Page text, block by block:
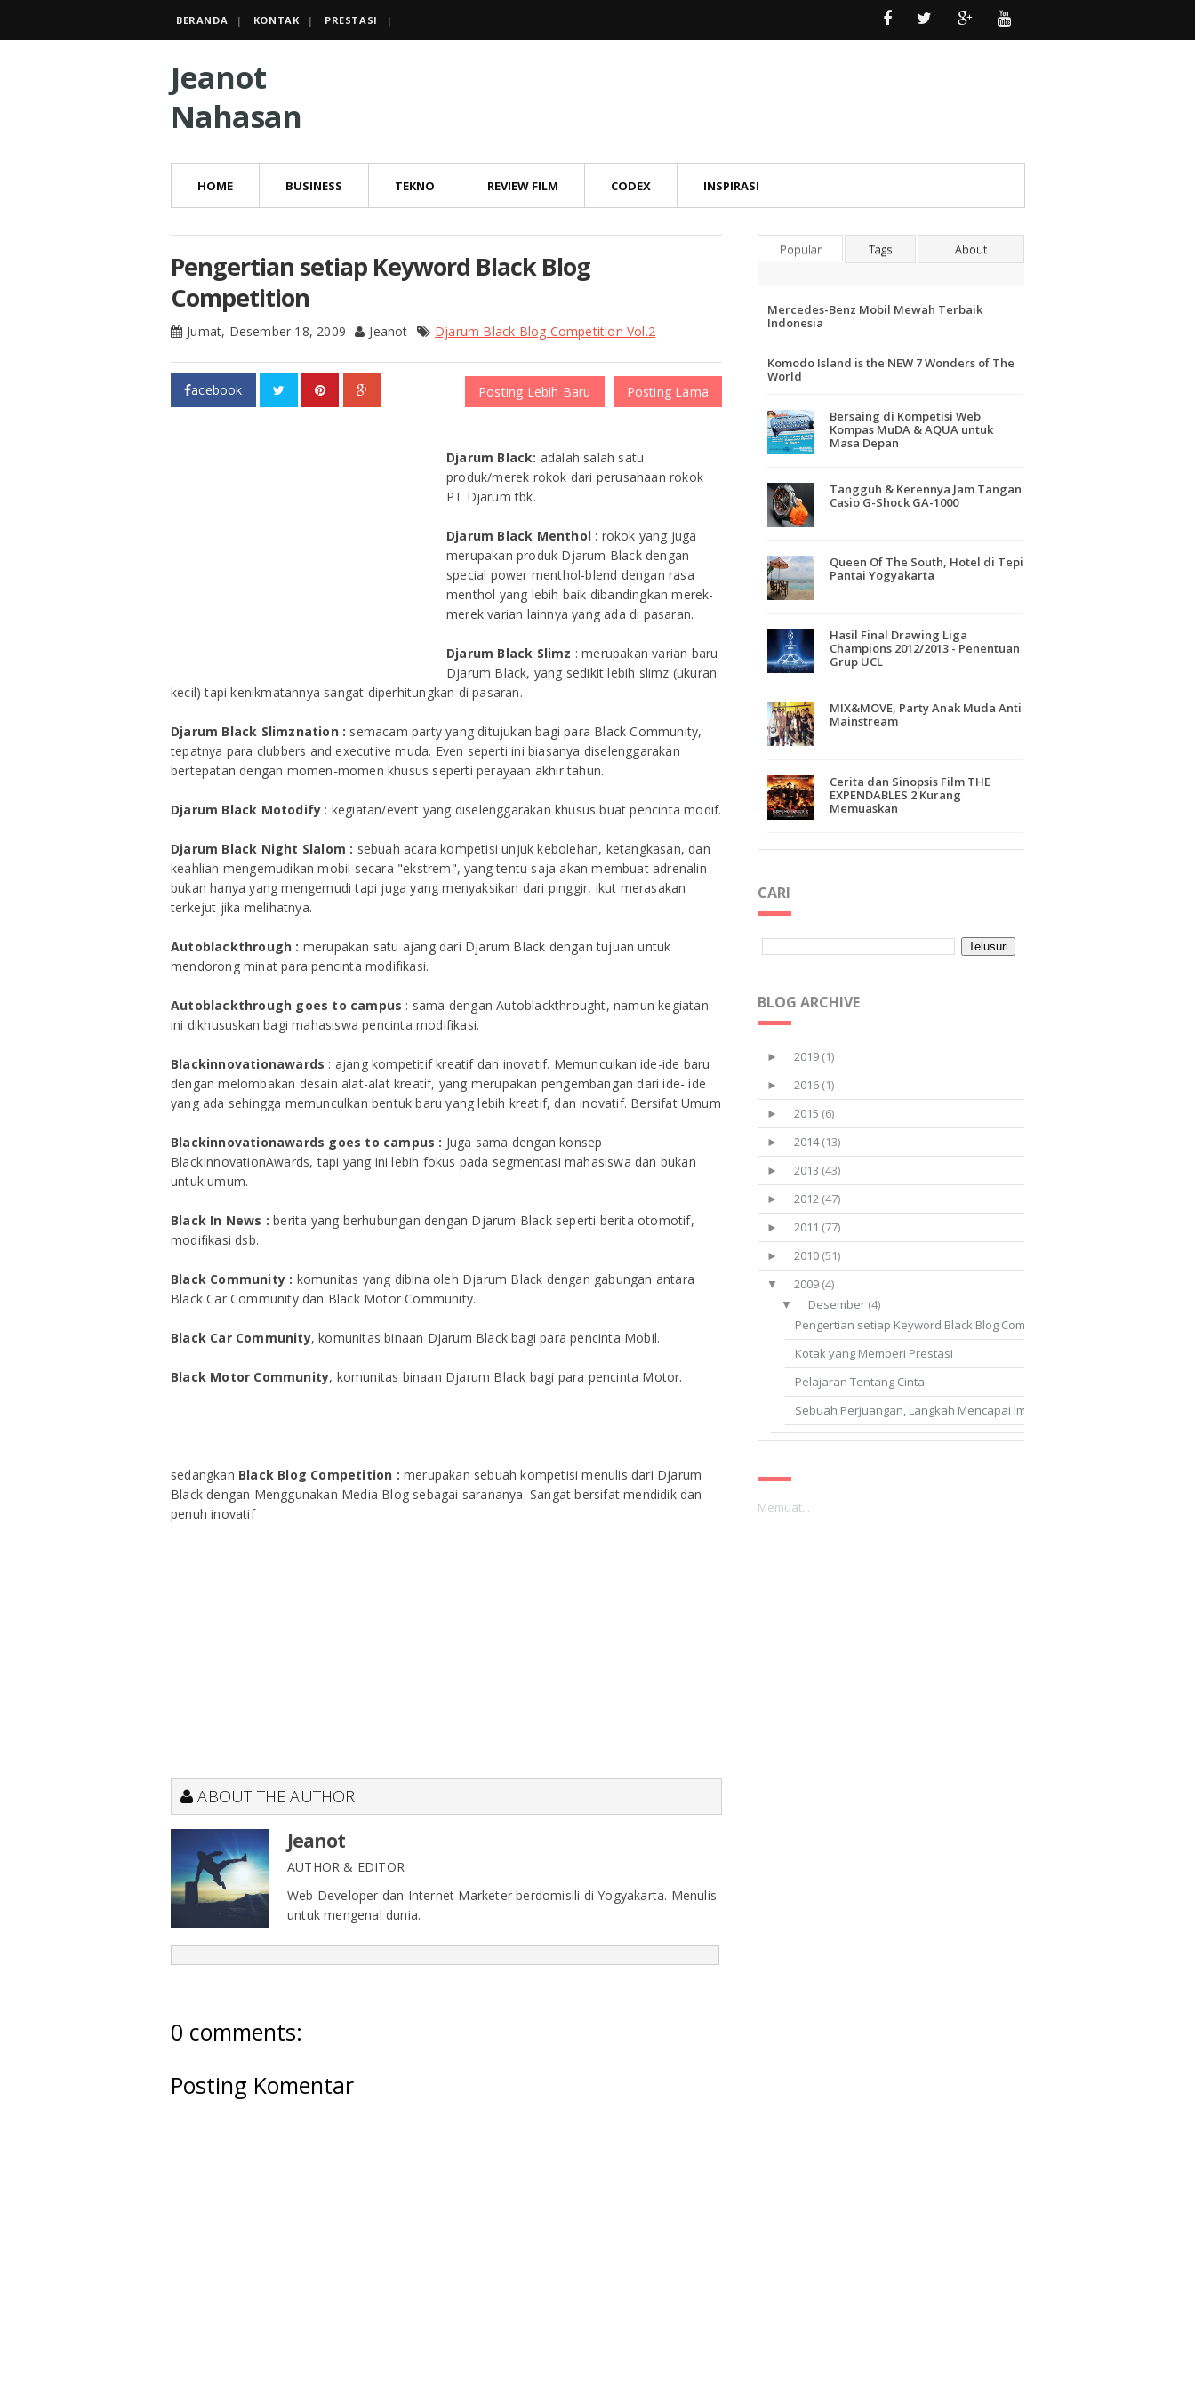
BERANDA KONTAK PRESTASI
Jeanot
Nahasan
HOME BUSINESS TEKNO REVIEW FILM CODEX INSPIRASI
Pengertian setiap Keyword Black Blog
Competition
Jumat, Desember 18, 2009 Jeanot Djarum Black Blog Competition Vol.2
acebook Posting Lebih Baru Posting Lama
Djarum Black: adalah salah satu
produk/merek rokok dari perusahaan rokok
PT Djarum tbk.
Djarum Black Menthol : rokok yang juga
merupakan produk Djarum Black dengan
special power menthol-blend dengan rasa
menthol yang lebih baik dibandingkan merek-
merek varian lainnya yang ada di pasaran.
Djarum Black Slimz : merupakan varian baru
Djarum Black, yang sedikit lebih slimz (ukuran
kecil) tapi kenikmatannya sangat diperhitungkan di pasaran.
Djarum Black Slimznation : semacam party yang ditujukan bagi para Black Community,
tepatnya para clubbers and executive muda. Even seperti ini biasanya diselenggarakan
bertepatan dengan momen-momen khusus seperti perayaan akhir tahun.
Djarum Black Motodify : kegiatan/event yang diselenggarakan khusus buat pencinta modif.
Djarum Black Night Slalom : sebuah acara kompetisi unjuk kebolehan, ketangkasan, dan
keahlian mengemudikan mobil secara "ekstrem", yang tentu saja akan membuat adrenalin
bukan hanya yang mengemudi tapi juga yang menyaksikan dari pinggir, ikut merasakan
terkejut jika melihatnya.
Autoblackthrough : merupakan satu ajang dari Djarum Black dengan tujuan untuk
mendorong minat para pencinta modifikasi.
Autoblackthrough goes to campus : sama dengan Autoblackthrought, namun kegiatan
ini dikhususkan bagi mahasiswa pencinta modifikasi.
Blackinnovationawards : ajang kompetitif kreatif dan inovatif. Memunculkan ide-ide baru
dengan melombakan desain alat-alat kreatif, yang merupakan pengembangan dari ide- ide
yang ada sehingga memunculkan bentuk baru yang lebih kreatif, dan inovatif. Bersifat Umum
Blackinnovationawards goes to campus : Juga sama dengan konsep
BlackInnovationAwards, tapi yang ini lebih fokus pada segmentasi mahasiswa dan bukan
untuk umum.
Black In News :berita yang berhubungan dengan Djarum Black seperti berita otomotif,
modifikasi dsb.
Black Community : komunitas yang dibina oleh Djarum Black dengan gabungan antara
Black Car Community dan Black Motor Community.
Black Car Community, komunitas binaan Djarum Black bagi para pencinta Mobil.
Black Motor Community, komunitas binaan Djarum Black bagi para pencinta Motor.
sedangkan Black Blog Competition : merupakan sebuah kompetisi menulis dari Djarum
Black dengan Menggunakan Media Blog sebagai sarananya. Sangat bersifat mendidik dan
penuh inovatif
ABOUT THE AUTHOR
Jeanot
AUTHOR & EDITOR
Web Developer dan Internet Marketer berdomisili di Yogyakarta. Menulis
untuk mengenal dunia.
0 comments:
Posting Komentar
Popular Tags About
Mercedes-Benz Mobil Mewah Terbaik
Indonesia
Komodo Island is the NEW 7 Wonders of The
World
Bersaing di Kompetisi Web
Kompas MuDA & AQUA untuk
Masa Depan
Tangguh & Kerennya Jam Tangan
Casio G-Shock GA-1000
Queen Of The South, Hotel di Tepi
Pantai Yogyakarta
Hasil Final Drawing Liga
Champions 2012/2013 - Penentuan
Grup UCL
MIX&MOVE, Party Anak Muda Anti
Mainstream
Cerita dan Sinopsis Film THE
EXPENDABLES 2 Kurang
Memuaskan
CARI
BLOG ARCHIVE
► 2019 (1)
► 2016 (1)
► 2015 (6)
► 2014 (13)
► 2013 (43)
► 2012 (47)
► 2011 (77)
► 2010 (51)
▼ 2009 (4)
▼ Desember (4)
Pengertian setiap Keyword Black Blog Competition
Kotak yang Memberi Prestasi
Pelajaran Tentang Cinta
Sebuah Perjuangan, Langkah Mencapai Impian
Memuat...